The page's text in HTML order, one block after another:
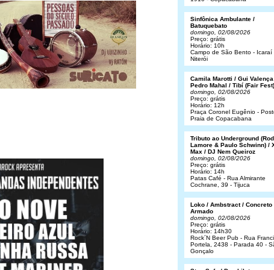
Sinfônica Ambulante /
Batuquebato
domingo, 02/08/2026
Preço: grátis
Horário: 10h
Campo de São Bento - Icaraí
Niterói
Camila Marotti / Gui
Pedro Mahal / Tibí (Fair Fest)
domingo, 02/08/2026
Preço: grátis
Horário: 12h
Praça Coronel Eugênio -
Praia de Copacabana
Tributo ao Underground
Lamore & Paulo Schwinn) /
Max / DJ Nem Queiroz
domingo, 02/08/2026
Preço: grátis
Horário: 14h
Patas Café - Rua Almirante
Cochrane, 39 - Tijuca
Loko / Ambstract / Concreto
Armado
domingo, 02/08/2026
Preço: grátis
Horário: 14h30
Rock´N Beer Pub - Rua
Portela, 2438 - Parada 40 -
Gonçalo